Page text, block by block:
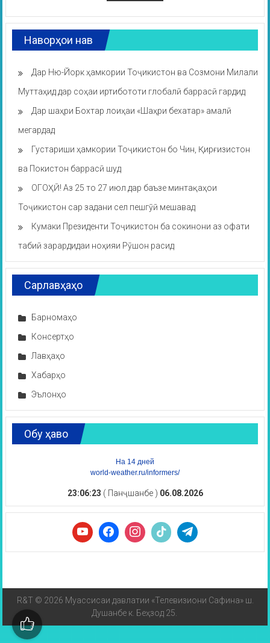
Наворҳои нав
Дар Ню-Йорк ҳамкории Тоҷикистон ва Созмони Милали
Муттаҳид дар соҳаи иртибототи глобалӣ баррасӣ гардид
Дар шаҳри Бохтар лоиҳаи «Шаҳри бехатар» амалӣ
мегардад
Густариши ҳамкории Тоҷикистон бо Чин, Қирғизистон
ва Покистон баррасӣ шуд
ОГОҲӢ! Аз 25 то 27 июл дар баъзе минтақаҳои
Тоҷикистон сар задани сел пешгӯӣ мешавад
Кумаки Президенти Тоҷикистон ба сокинони аз офати
табиӣ зарардидаи ноҳияи Рӯшон расид
Сарлавҳаҳо
Барномаҳо
Консертҳо
Лавҳаҳо
Хабарҳо
Эълонҳо
Обу ҳаво
На 14 дней
world-weather.ru/informers/
23:06:23 ( Панҷшанбе ) 06.08.2026
R&T © 2026 Муассисаи давлатии «Телевизиони Сафина» ш.
Душанбе к. Беҳзод 25.